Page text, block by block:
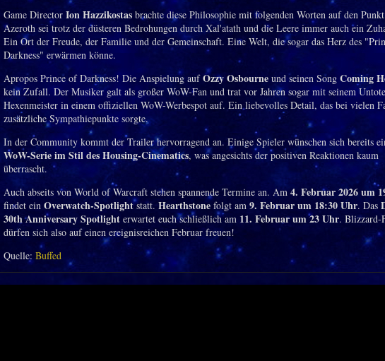
Game Director Ion Hazzikostasbrachte diese Philosophie mit folgenden Worten auf den
Azeroth sei trotz der düsteren Bedrohungen durch Xal'atath und die Leere immer auch ein
Ein Ort der Freude, der Familie und der Gemeinschaft. Eine Welt, die sogar das Herz des
Darkness" erwärmen könne.
Apropos Prince of Darkness! Die Anspielung aufOzzy Osbourneund seinen Song Coming
kein Zufall. Der Musiker galt als großer WoW-Fan und trat vor Jahren sogar mit seinem
Hexenmeister in einem offiziellen WoW-Werbespot auf. Ein liebevolles Detail, das bei vielen
zusätzliche Sympathiepunkte sorgte.
In der Community kommt der Trailer hervorragend an. Einige Spieler wünschen sich bereits
WoW-Serie im Stil des Housing-Cinematics, was angesichts der positiven Reaktionen kaum
überrascht.
Auch abseits von World of Warcraft stehen spannende Termine an. Am4. Februar 2026 um
findet ein Overwatch-Spotlightstatt. Hearthstonefolgt am 9. Februar um 18:30 Uhr. Das
30th Anniversary Spotlighterwartet euch schließlich am 11. Februar um 23 Uhr. Blizzard-
dürfen sich also auf einen ereignisreichen Februar freuen!
Quelle: Buffed